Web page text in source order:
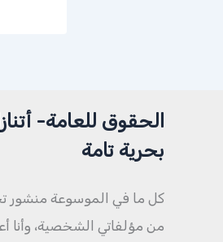
الحقوق للعامة-
بحرية تامة
كل ما في الموسوعة منشور
من مؤلفاتي الشخصية، وأنا